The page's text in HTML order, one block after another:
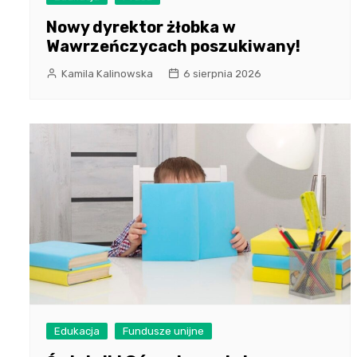
Nowy dyrektor żłobka w
Wawrzeńczycach poszukiwany!
Kamila Kalinowska 6 sierpnia 2026
Edukacja Fundusze unijne